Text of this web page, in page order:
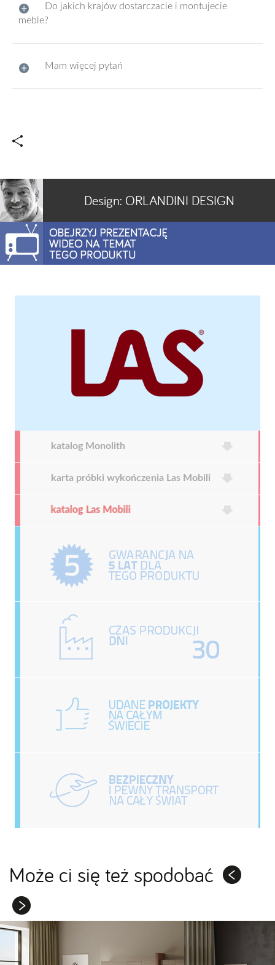
Do jakich krajów dostarczacie i montujecie
meble?
Mam więcej pytań
Design: ORLANDINI DESIGN
katalog Monolith
karta próbki wykończenia Las Mobili
katalog Las Mobili
Może ci się też spodobać